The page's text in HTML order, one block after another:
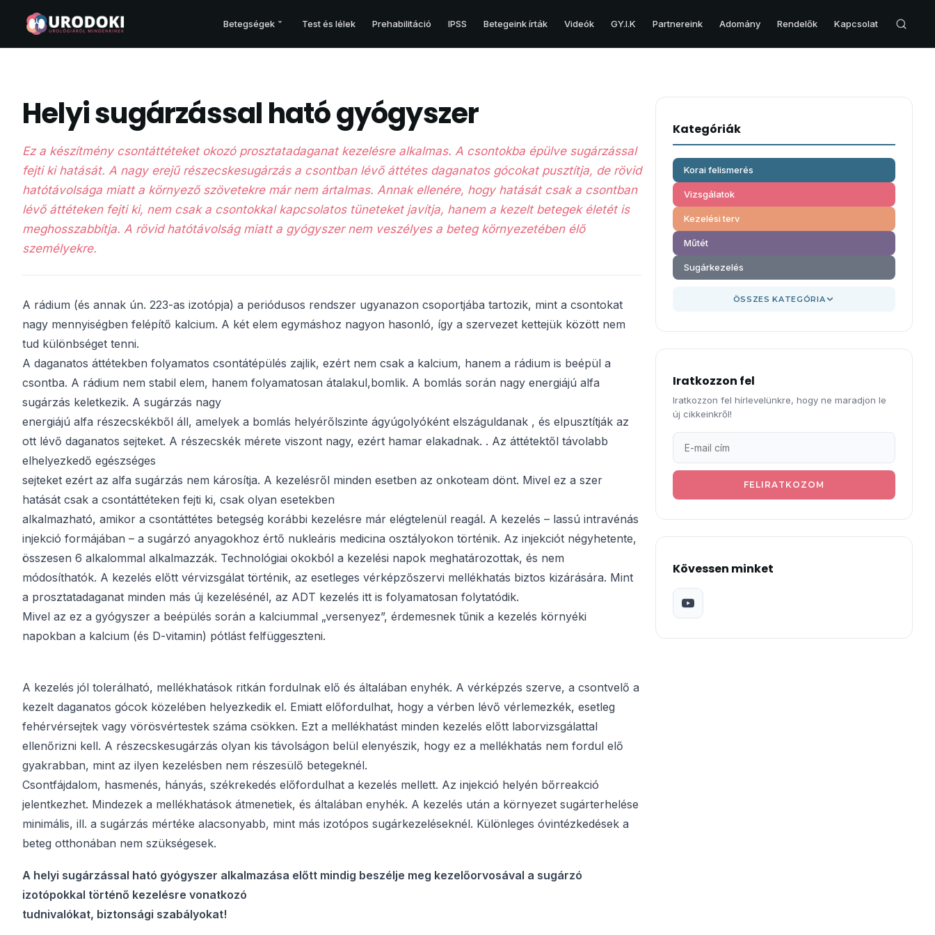
Betegségek
Prosztatarák – áttekintés
Korai felismerés
Vizsgálatok
Kezelési terv
Műtét
Sugárkezelés
Gyógyszerek
Csontegészség
Prosztata és egyéb betegségei
Hererák
Hólyagrák
Hólyag eltávolítás – Cisztektómia
Test és lélek Prehabilitáció IPSS Betegeink írták Videók GY.I.K Partnereink Adomány Rendelők Kapcsolat
Helyi sugárzással ható gyógyszer
Ez a készítmény csontáttéteket okozó prosztatadaganat kezelésre alkalmas. A csontokba épülve sugárzással
fejti ki hatását. A nagy erejű részecskesugárzás a csontban lévő áttétes daganatos gócokat pusztítja, de rövid
hatótávolsága miatt a környező szövetekre már nem ártalmas. Annak ellenére, hogy hatását csak a csontban
lévő áttéteken fejti ki, nem csak a csontokkal kapcsolatos tüneteket javítja, hanem a kezelt betegek életét is
meghosszabbítja. A rövid hatótávolság miatt a gyógyszer nem veszélyes a beteg környezetében élő
személyekre.
A rádium (és annak ún. 223-as izotópja) a periódusos rendszer ugyanazon csoportjába tartozik, mint a csontokat
nagy mennyiségben felépítő kalcium. A két elem egymáshoz nagyon hasonló, így a szervezet kettejük között nem
tud különbséget tenni.
A daganatos áttétekben folyamatos csontátépülés zajlik, ezért nem csak a kalcium, hanem a rádium is beépül a
csontba. A rádium nem stabil elem, hanem folyamatosan átalakul,bomlik. A bomlás során nagy energiájú alfa
sugárzás keletkezik. A sugárzás nagy
energiájú alfa részecskékből áll, amelyek a bomlás helyérőlszinte ágyúgolyóként elszáguldanak , és elpusztítják az
ott lévő daganatos sejteket. A részecskék mérete viszont nagy, ezért hamar elakadnak. . Az áttétektől távolabb
elhelyezkedő egészséges
sejteket ezért az alfa sugárzás nem károsítja. A kezelésről minden esetben az onkoteam dönt. Mivel ez a szer
hatását csak a csontáttéteken fejti ki, csak olyan esetekben
alkalmazható, amikor a csontáttétes betegség korábbi kezelésre már elégtelenül reagál. A kezelés – lassú intravénás
injekció formájában – a sugárzó anyagokhoz értő nukleáris medicina osztályokon történik. Az injekciót négyhetente,
összesen 6 alkalommal alkalmazzák. Technológiai okokból a kezelési napok meghatározottak, és nem
módosíthatók. A kezelés előtt vérvizsgálat történik, az esetleges vérképzőszervi mellékhatás biztos kizárására. Mint
a prosztatadaganat minden más új kezelésénél, az ADT kezelés itt is folyamatosan folytatódik.
Mivel az ez a gyógyszer a beépülés során a kalciummal „versenyez”, érdemesnek tűnik a kezelés környéki
napokban a kalcium (és D-vitamin) pótlást felfüggeszteni.
A kezelés jól tolerálható, mellékhatások ritkán fordulnak elő és általában enyhék. A vérképzés szerve, a csontvelő a
kezelt daganatos gócok közelében helyezkedik el. Emiatt előfordulhat, hogy a vérben lévő vérlemezkék, esetleg
fehérvérsejtek vagy vörösvértestek száma csökken. Ezt a mellékhatást minden kezelés előtt laborvizsgálattal
ellenőrizni kell. A részecskesugárzás olyan kis távolságon belül elenyészik, hogy ez a mellékhatás nem fordul elő
gyakrabban, mint az ilyen kezelésben nem részesülő betegeknél.
Csontfájdalom, hasmenés, hányás, székrekedés előfordulhat a kezelés mellett. Az injekció helyén bőrreakció
jelentkezhet. Mindezek a mellékhatások átmenetiek, és általában enyhék. A kezelés után a környezet sugárterhelése
minimális, ill. a sugárzás mértéke alacsonyabb, mint más izotópos sugárkezeléseknél. Különleges óvintézkedések a
beteg otthonában nem szükségesek.
A helyi sugárzással ható gyógyszer alkalmazása előtt mindig beszélje meg kezelőorvosával a sugárzó
izotópokkal történő kezelésre vonatkozó
tudnivalókat, biztonsági szabályokat!
Kategóriák
Korai felismerés
Vizsgálatok
Kezelési terv
Műtét
Sugárkezelés
ÖSSZES KATEGÓRIA
Iratkozzon fel
Iratkozzon fel hírlevelünkre, hogy ne maradjon le
új cikkeinkről!
FELIRATKOZOM
Kövessen minket